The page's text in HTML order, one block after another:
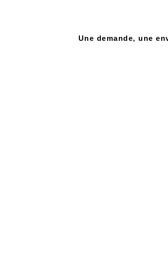
Une demande, une